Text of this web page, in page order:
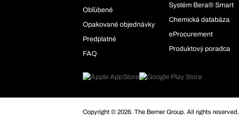
Obľúbené
Opakované objednávky
Predplatné
FAQ
Systém Bera® Smart
Chemická databáza
eProcurement
Produktový poradca
Copyright © 2026. The Berner Group. All rights reserved.